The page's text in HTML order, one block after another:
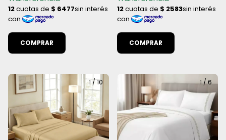
COMPRAR COMPRAR
1/10 1/6